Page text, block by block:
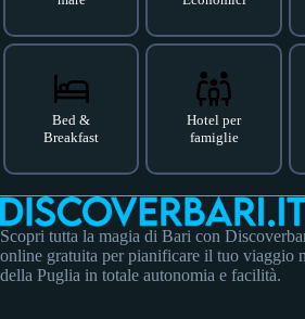
Bed &
Breakfast
Hotel per
famiglie
Scopri tutta la magia di Bari con
online gratuita per pianificare il tuo viaggio
della Puglia in totale autonomia e facilità.